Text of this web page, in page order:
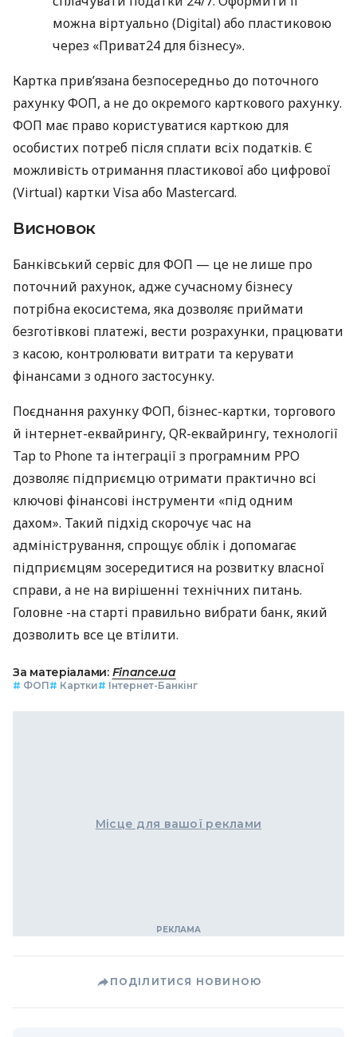
можна віртуально (Digital) або пластиковою
через «Приват24 для бізнесу».
Картка прив’язана безпосередньо до поточного
рахунку ФОП, а не до окремого карткового рахунку.
ФОП має право користуватися карткою для
особистих потреб після сплати всіх податків. Є
можливість отримання пластикової або цифрової
(Virtual) картки Visa або Mastercard.
Висновок
Банківський сервіс для ФОП — це не лише про
поточний рахунок, адже сучасному бізнесу
потрібна екосистема, яка дозволяє приймати
безготівкові платежі, вести розрахунки, працювати
з касою, контролювати витрати та керувати
фінансами з одного застосунку.
Поєднання рахунку ФОП, бізнес-картки, торгового
й інтернет-еквайрингу, QR-еквайрингу, технології
Tap to Phone та інтеграції з програмним РРО
дозволяє підприємцю отримати практично всі
ключові фінансові інструменти «під одним
дахом». Такий підхід скорочує час на
адміністрування, спрощує облік і допомагає
підприємцям зосередитися на розвитку власної
справи, а не на вирішенні технічних питань.
Головне -на старті правильно вибрати банк, який
дозволить все це втілити.
За матеріалами: Finance.ua
# ФОП# Картки# Інтернет-Банкінг
Місце для вашої реклами
ПОДІЛИТИСЯ НОВИНОЮ